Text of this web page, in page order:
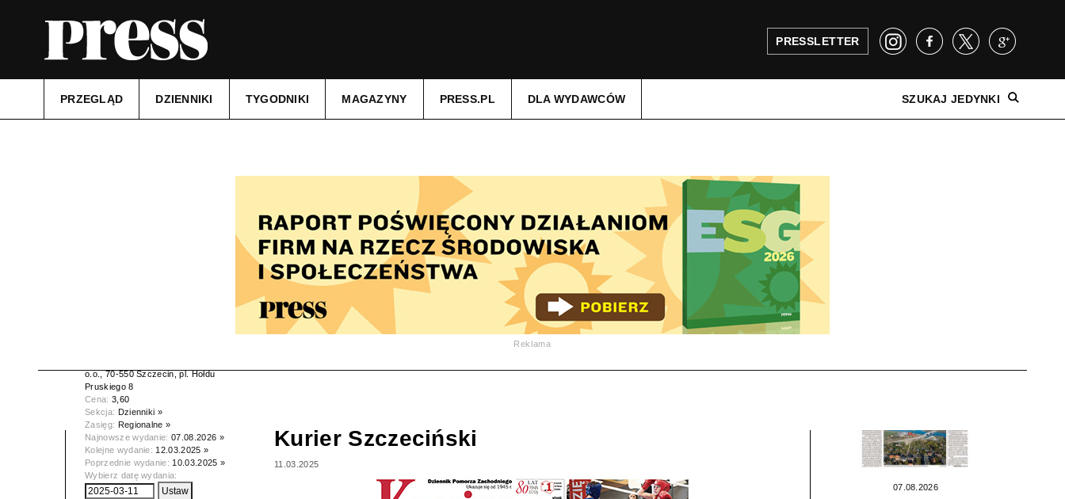
PRESSLETTER
PRZEGLĄD DZIENNIKI TYGODNIKI MAGAZYNY PRESS.PL DLA WYDAWCÓW SZUKAJ JEDYNKI
Reklama
o.o., 70-550 Szczecin, pl. Hołdu
Pruskiego 8
Cena: 3,60
Sekcja: Dzienniki »
Zasięg: Regionalne »
Najnowsze wydanie:07.08.2026 »
Kolejne wydanie: 12.03.2025 »
Poprzednie wydanie: 10.03.2025 »
Wybierz datę wydania:
Kurier Szczeciński
11.03.2025
07.08.2026